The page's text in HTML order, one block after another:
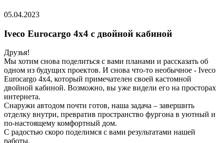
05.04.2023
Iveco Eurocargo 4х4 с двойной кабиной
Друзья!
Мы хотим снова поделиться с вами планами и рассказать об
одном из будущих проектов. И снова что-то необычное - Iveco
Eurocargo 4х4, который примечателен своей кастомной
двойной кабиной. Возможно, вы уже видели его на просторах
интернета.
Снаружи автодом почти готов, наша задача – завершить
отделку внутри, превратив пространство фургона в уютный и
по-настоящему комфортный дом.
С радостью скоро поделимся с вами результатами нашей
работы.